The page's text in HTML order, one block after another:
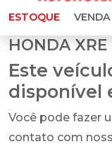
ESTOQUE
HONDA
Este
disponível
Você pode fazer
contato com